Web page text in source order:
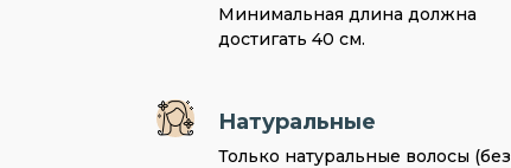
Минимальная длина должна
достигать 40 см.
Натуральные
Только натуральные волосы (без